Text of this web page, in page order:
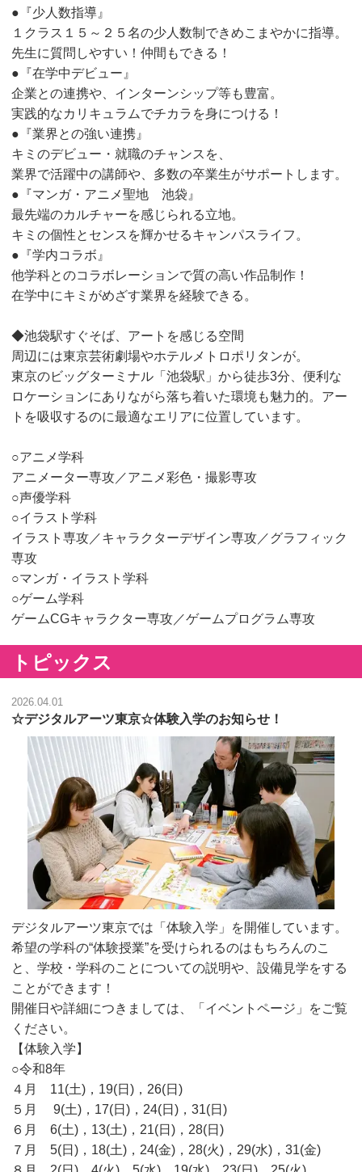
●『少人数指導』
１クラス１５～２５名の少人数制できめこまやかに指導。
先生に質問しやすい！仲間もできる！
●『在学中デビュー』
企業との連携や、インターンシップ等も豊富。
実践的なカリキュラムでチカラを身につける！
●『業界との強い連携』
キミのデビュー・就職のチャンスを、
業界で活躍中の講師や、多数の卒業生がサポートします。
●『マンガ・アニメ聖地 池袋』
最先端のカルチャーを感じられる立地。
キミの個性とセンスを輝かせるキャンパスライフ。
●『学内コラボ』
他学科とのコラボレーションで質の高い作品制作！
在学中にキミがめざす業界を経験できる。
◆池袋駅すぐそば、アートを感じる空間
周辺には東京芸術劇場やホテルメトロポリタンが。
東京のビッグターミナル「池袋駅」から徒歩3分、便利な
ロケーションにありながら落ち着いた環境も魅力的。アー
トを吸収するのに最適なエリアに位置しています。
○アニメ学科
アニメーター専攻／アニメ彩色・撮影専攻
○声優学科
○イラスト学科
イラスト専攻／キャラクターデザイン専攻／グラフィック
専攻
○マンガ・イラスト学科
○ゲーム学科
ゲームCGキャラクター専攻／ゲームプログラム専攻
トピックス
2026.04.01
☆デジタルアーツ東京☆体験入学のお知らせ！
デジタルアーツ東京では「体験入学」を開催しています。
希望の学科の“体験授業”を受けられるのはもちろんのこ
と、学校・学科のことについての説明や、設備見学をする
ことができます！
開催日や詳細につきましては、「イベントページ」をご覧
ください。
【体験入学】
○令和8年
４月 11(土)，19(日)，26(日)
５月 9(土)，17(日)，24(日)，31(日)
６月 6(土)，13(土)，21(日)，28(日)
７月 5(日)，18(土)，24(金)，28(火)，29(水)，31(金)